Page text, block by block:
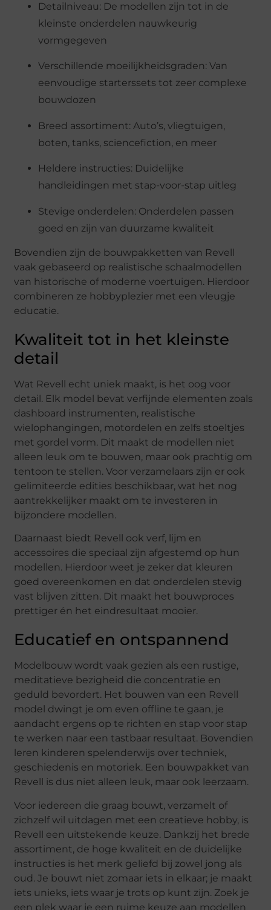
Detailniveau: De modellen zijn tot in de
kleinste onderdelen nauwkeurig
vormgegeven
Verschillende moeilijkheidsgraden: Van
eenvoudige starterssets tot zeer complexe
bouwdozen
Breed assortiment: Auto’s, vliegtuigen,
boten, tanks, sciencefiction, en meer
Heldere instructies: Duidelijke
handleidingen met stap-voor-stap uitleg
Stevige onderdelen: Onderdelen passen
goed en zijn van duurzame kwaliteit
Bovendien zijn de bouwpakketten van Revell
vaak gebaseerd op realistische schaalmodellen
van historische of moderne voertuigen. Hierdoor
combineren ze hobbyplezier met een vleugje
educatie.
Kwaliteit tot in het kleinste
detail
Wat Revell echt uniek maakt, is het oog voor
detail. Elk model bevat verfijnde elementen zoals
dashboard instrumenten, realistische
wielophangingen, motordelen en zelfs stoeltjes
met gordel vorm. Dit maakt de modellen niet
alleen leuk om te bouwen, maar ook prachtig om
tentoon te stellen. Voor verzamelaars zijn er ook
gelimiteerde edities beschikbaar, wat het nog
aantrekkelijker maakt om te investeren in
bijzondere modellen.
Daarnaast biedt Revell ook verf, lijm en
accessoires die speciaal zijn afgestemd op hun
modellen. Hierdoor weet je zeker dat kleuren
goed overeenkomen en dat onderdelen stevig
vast blijven zitten. Dit maakt het bouwproces
prettiger én het eindresultaat mooier.
Educatief en ontspannend
Modelbouw wordt vaak gezien als een rustige,
meditatieve bezigheid die concentratie en
geduld bevordert. Het bouwen van een Revell
model dwingt je om even offline te gaan, je
aandacht ergens op te richten en stap voor stap
te werken naar een tastbaar resultaat. Bovendien
leren kinderen spelenderwijs over techniek,
geschiedenis en motoriek. Een bouwpakket van
Revell is dus niet alleen leuk, maar ook leerzaam.
Voor iedereen die graag bouwt, verzamelt of
zichzelf wil uitdagen met een creatieve hobby, is
Revell een uitstekende keuze. Dankzij het brede
assortiment, de hoge kwaliteit en de duidelijke
instructies is het merk geliefd bij zowel jong als
oud. Je bouwt niet zomaar iets in elkaar; je maakt
iets unieks, iets waar je trots op kunt zijn. Zoek je
een plek waar je een ruime keuze aan modellen